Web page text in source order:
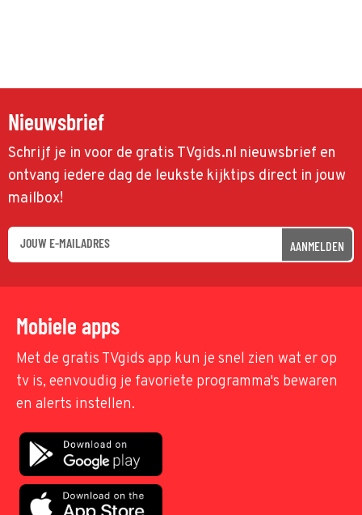
Nieuwsbrief
Schrijf je in voor de gratis TVgids.nl nieuwsbrief en
ontvang iedere dag de leukste kijktips direct in jouw
mailbox!
AANMELDEN
Mobiele apps
Met de gratis TVgids app kun je snel zien wat er op
tv is, eenvoudig je favoriete programma's bewaren
en alerts instellen.